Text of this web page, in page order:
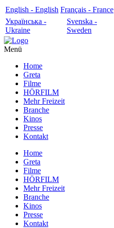
English - English Français - France
Українська -
Ukraine
Svenska -
Sweden
Menü
Home
Greta
Filme
HÖRFILM
Mehr Freizeit
Branche
Kinos
Presse
Kontakt
Home
Greta
Filme
HÖRFILM
Mehr Freizeit
Branche
Kinos
Presse
Kontakt